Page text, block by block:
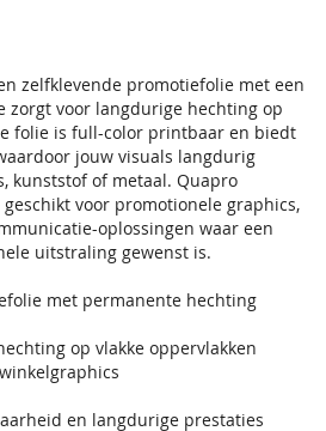
zelfklevende promotiefolie met een
zorgt voor langdurige hechting op
folie is full-color printbaar en biedt
jouw visuals langdurig
kunststof of metaal. Quapro
voor promotionele graphics,
oplossingen waar een
uitstraling gewenst is.
met permanente hechting
op vlakke oppervlakken
en langdurige prestaties